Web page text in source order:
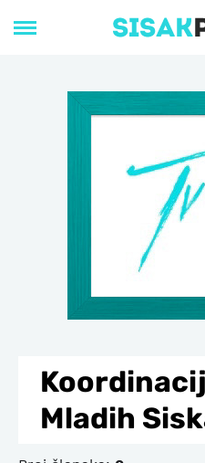
Mladih